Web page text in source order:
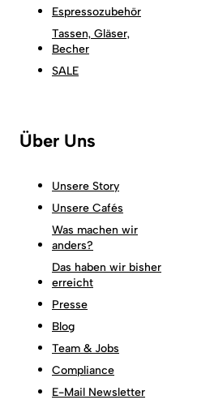
Espressozubehör
Tassen, Gläser,
Becher
SALE
Über Uns
Unsere Story
Unsere Cafés
Was machen wir
anders?
Das haben wir bisher
erreicht
Presse
Blog
Team & Jobs
Compliance
E-Mail Newsletter